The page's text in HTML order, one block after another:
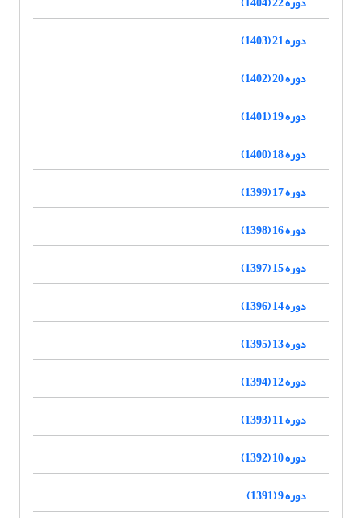
دوره 21 (1403)
دوره 20 (1402)
دوره 19 (1401)
دوره 18 (1400)
دوره 17 (1399)
دوره 16 (1398)
دوره 15 (1397)
دوره 14 (1396)
دوره 13 (1395)
دوره 12 (1394)
دوره 11 (1393)
دوره 10 (1392)
دوره 9 (1391)